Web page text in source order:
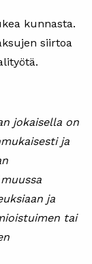
kunnasta.
siirtoa
jokaisella on
ja
ja
tai